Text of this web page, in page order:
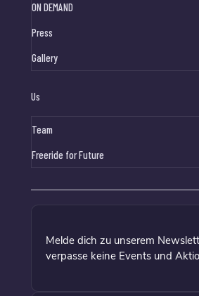
ON DEMAND
Press
Gallery
Us
Team
Freeride for Future
Melde dich zu unserem
verpasse keine Events und